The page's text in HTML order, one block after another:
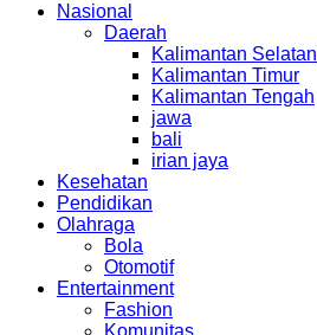
Nasional
Daerah
Kalimantan Selatan
Kalimantan Timur
Kalimantan Tengah
jawa
bali
irian jaya
Kesehatan
Pendidikan
Olahraga
Bola
Otomotif
Entertainment
Fashion
Komunitas